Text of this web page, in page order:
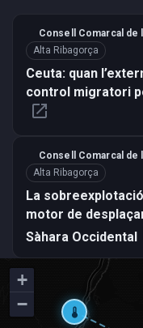
Consell Comarcal de
Alta Ribagorça
Ceuta: quan
control migratori
open_in_new
Consell Comarcal de
Alta Ribagorça
La
motor de
Sàhara Occidental
thermostat
+
−